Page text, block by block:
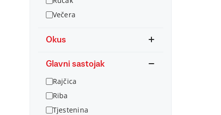
Večera
Okus
Glavni sastojak
Rajčica
Riba
Tjestenina